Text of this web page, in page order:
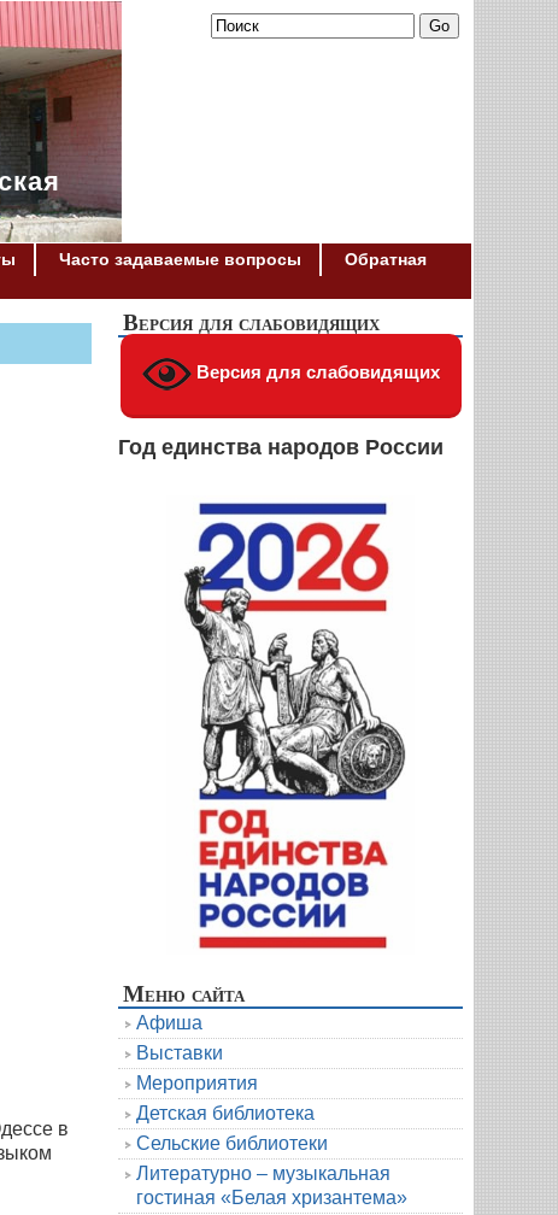
Часто задаваемые вопросы
Обратная
в
Версия для слабовидящих
Версия для слабовидящих
Год единства народов России
Меню сайта
Афиша
Выставки
Мероприятия
Детская библиотека
Сельские библиотеки
Литературно – музыкальная
гостиная «Белая хризантема»